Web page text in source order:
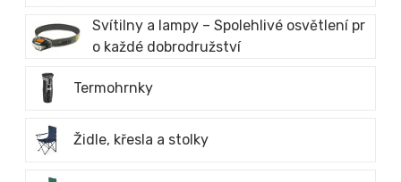
Svítilny a lampy – Spolehlivé osvětlení pr
o každé dobrodružství
Termohrnky
Židle, křesla a stolky